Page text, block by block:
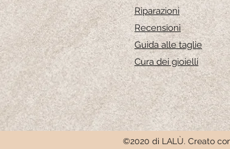
Riparazioni
Recensioni
Guida alle taglie
Cura dei gioielli
©2020 di LALÙ. Creato